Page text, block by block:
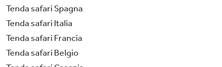
Tenda safari Spagna
Tenda safari Italia
Tenda safari Francia
Tenda safari Belgio